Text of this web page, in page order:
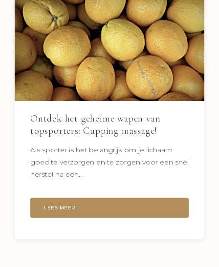
Ontdek het geheime wapen van
topsporters: Cupping massage!
Als sporter is het belangrijk om je lichaam
goed te verzorgen en te zorgen voor een snel
herstel na een…
LEES MEER